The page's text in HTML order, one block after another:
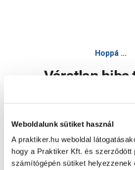
Weboldalunk sütiket használ
A praktiker.hu weboldal
hogy a Praktiker Kft. és szerződött
számítógépén sütiket helyezzenek
Hoppá ...
Váratlan
Oldal